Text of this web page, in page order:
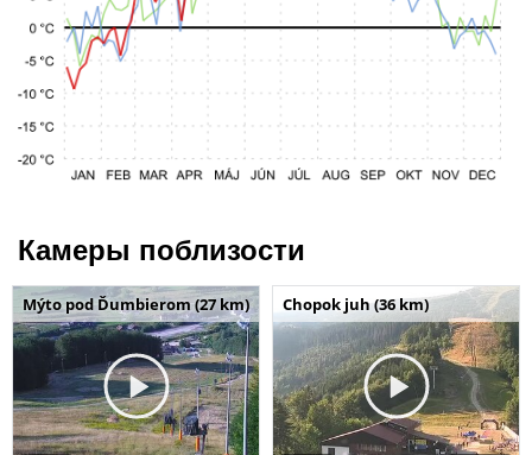
Камеры поблизости
Mýto pod Ďumbierom (27 km) Chopok juh (36 km)